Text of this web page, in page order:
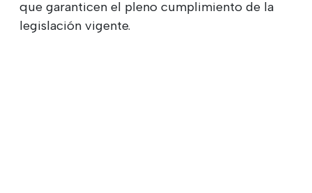
que garanticen el pleno cumplimiento de la
legislación vigente.